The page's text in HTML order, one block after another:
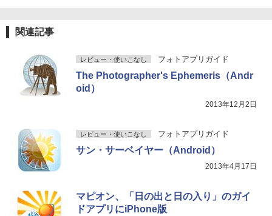
関連記事
レビュー・使いこなし フォトアプリガイド
The Photographer's Ephemeris（Andr
oid）
2013年12月2日
レビュー・使いこなし フォトアプリガイド
サン・サーベイヤー（Android）
2013年4月17日
マピオン、「日の出と日の入り」のガイ
ドアプリにiPhone版